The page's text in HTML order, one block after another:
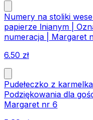
Numery na stoliki
papierze lnianym |
numeracja | Margaret
6.50 zł
Pudełeczko z
Podziękowania dla
Margaret nr 6